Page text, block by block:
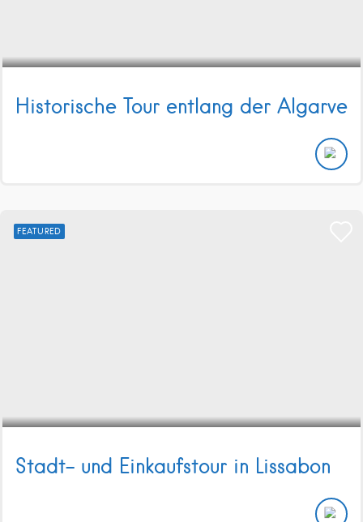
Historische Tour entlang der Algarve
FEATURED
Stadt- und Einkaufstour in Lissabon